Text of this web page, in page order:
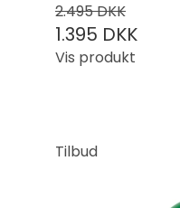
2.495 DKK
1.395 DKK
Vis produkt
Tilbud